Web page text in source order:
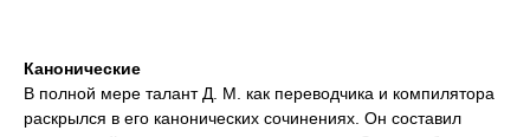
Канонические
В полной мере талант Д. М. как переводчика и компилятора
раскрылся в его канонических сочинениях. Он составил